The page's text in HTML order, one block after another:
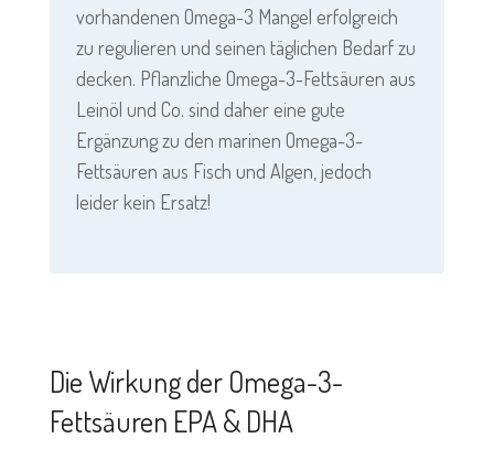
vorhandenen Omega-3 Mangel erfolgreich
zu regulieren und seinen täglichen Bedarf zu
decken. Pflanzliche Omega-3-Fettsäuren aus
Leinöl und Co. sind daher eine gute
Ergänzung zu den marinen Omega-3-
Fettsäuren aus Fisch und Algen , jedoch
leider kein Ersatz!
Die Wirkung der Omega-3-
Fettsäuren EPA & DHA